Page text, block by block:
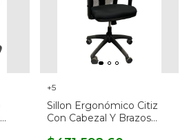
+5
Sillon Ergonómico Citiz
Con Cabezal Y Brazos